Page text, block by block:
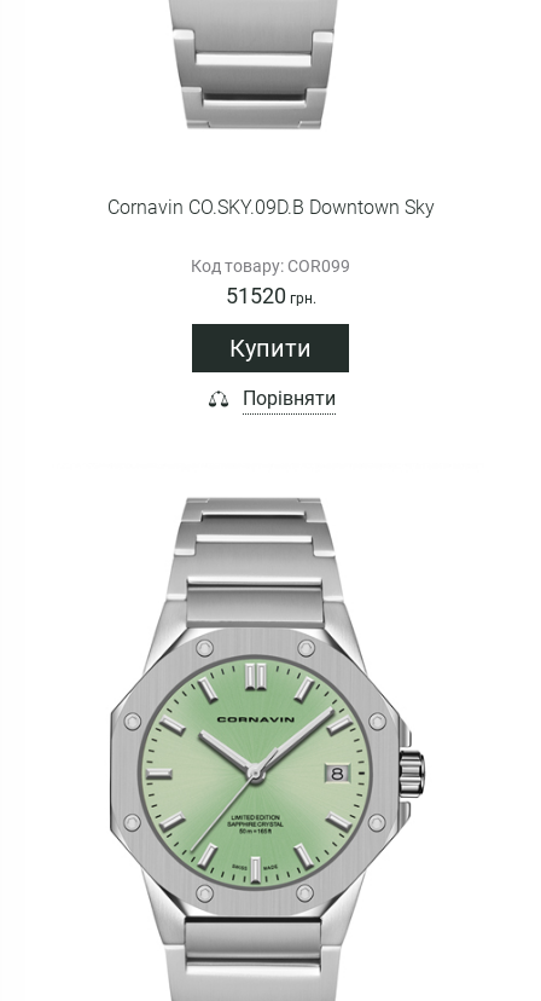
Cornavin CO.SKY.09D.B Downtown Sky
Код товару: COR099
51520 грн.
Купити
Порівняти